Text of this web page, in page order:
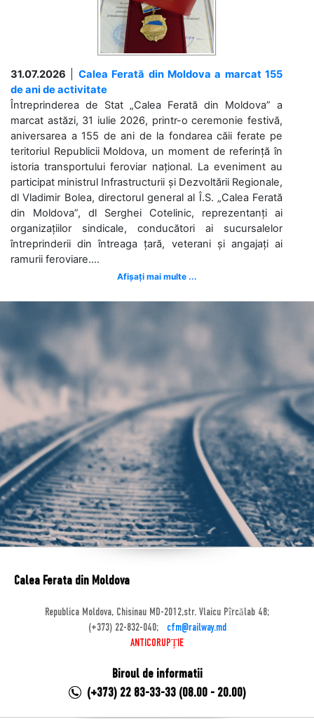
31.07.2026
Calea Ferată din Moldova a marcat 155
de ani de activitate
Întreprinderea de Stat „Calea Ferată din Moldova” a
marcat astăzi, 31 iulie 2026, printr-o ceremonie festivă,
aniversarea a 155 de ani de la fondarea căii ferate pe
teritoriul Republicii Moldova, un moment de referință în
istoria transportului feroviar național. La eveniment au
participat ministrul Infrastructurii și Dezvoltării Regionale,
dl Vladimir Bolea, directorul general al Î.S. „Calea Ferată
din Moldova”, dl Serghei Cotelinic, reprezentanți ai
organizațiilor sindicale, conducători ai sucursalelor
întreprinderii din întreaga țară, veterani și angajați ai
ramurii feroviare....
Afișați mai multe ...
Calea Ferata din Moldova
Republica Moldova, Chisinau MD-2012,str. Vlaicu Pîrcălab 48;
(+373) 22-832-040;
cfm@railway.md
ANTICORUPȚIE
Biroul de informatii
(+373) 22 83-33-33 (08.00 - 20.00)